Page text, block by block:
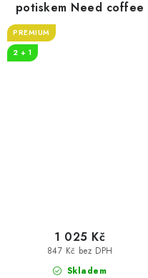
potiskem Need coffee
PREMIUM
2 + 1
Skladem
847 Kč bez DPH
1 025 Kč